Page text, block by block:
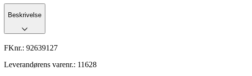
Beskrivelse
FKnr.: 92639127
Leverandørens varenr.: 11628